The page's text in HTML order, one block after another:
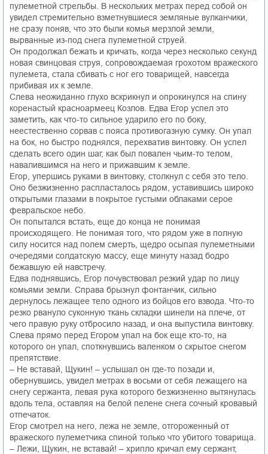
пулеметной стрельбы. В нескольких метрах перед собой он
увидел стремительно взметнувшиеся земляные вулканчики,
не сразу поняв, что это были комья мерзлой земли,
вырванные из-под снега пулеметной струей.
Он продолжал бежать и кричать, когда через несколько секунд
новая свинцовая струя, сопровождаемая грохотом вражеского
пулемета, стала сбивать с ног его товарищей, навсегда
прибивая их к земле.
Слева неожиданно глухо вскрикнул и опрокинулся на спину
коренастый красноармеец Козлов. Едва Егор успел это
заметить, как что-то сильное ударило его по боку,
неестественно сорвав с пояса противогазную сумку. Он упал
на бок, но быстро поднялся, перехватив винтовку. Он успел
сделать всего один шаг, как был повален чьим-то телом,
навалившимся на него и прижавшим к земле.
Егор, упершись руками в винтовку, столкнул с себя это тело.
Оно безжизненно распласталось рядом, уставившись широко
открытыми глазами в покрытое густыми облаками серое
февральское небо.
Он попытался встать, еще до конца не понимая
происходящего. Не понимая того, что рядом уже в полную
силу носится над полем смерть, щедро осыпая пулеметными
очередями солдатскую массу, еще минуту назад бодро
бежавшую ей навстречу.
Едва поднявшись, Егор почувствовал резкий удар по лицу
комьями земли. Справа брызнул фонтанчик, сильно
дернулось лежащее тело одного из бойцов его взвода. Что-то
резко рвануло суконную ткань складки шинели на плече, от
чего правую руку отбросило назад, и она выпустила винтовку.
Слева прямо перед Егором упал на бок еще кто-то, на
которого он упал, споткнувшись валенком о скрытое снегом
препятствие.
– Не вставай, Щукин! – услышал он где-то позади и,
обернувшись, увидел метрах в восьми от себя лежащего на
снегу сержанта, левая рука которого безжизненно вытянулась
вдоль тела, оставляя на белой пелене снега сочный кровавый
отпечаток.
Егор смотрел на него, лежа не земле, отгороженный от
вражеского пулеметчика спиной только что убитого товарища.
– Лежи, Щукин, не вставай! – хрипло кричал ему сержант,